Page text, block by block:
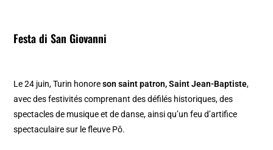
Festa di San Giovanni
Le 24 juin, Turin honoreson saint patron, Saint Jean-Baptiste,
avec des festivités comprenant des défilés historiques, des
spectacles de musique et de danse, ainsi qu’un feu d’artifice
spectaculaire sur le fleuve Pô. ​